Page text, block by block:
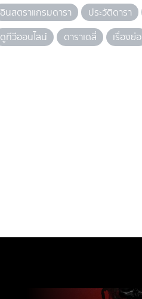
อินสตราแกรมดารา
ประวัติดารา
ดูทีวีออนไลน์
ดาราเดลี่ เรื่องย่อ